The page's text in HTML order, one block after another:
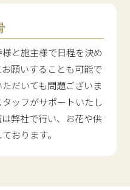
と施主様で日程を決め
願いすることも可能で
だいても問題ございま
ッフがサポートいたし
弊社で行い、お花や供
おります。